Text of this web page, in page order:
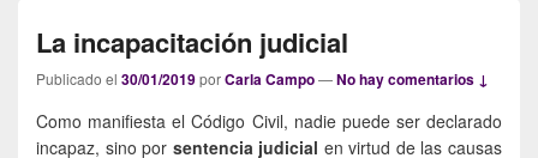
La incapacitación judicial
Publicado el 30/01/2019porCarla Campo—No hay comentarios ↓
Como manifiesta el Código Civil, nadie puede ser declarado
incapaz, sino por sentencia judicial en virtud de las causas